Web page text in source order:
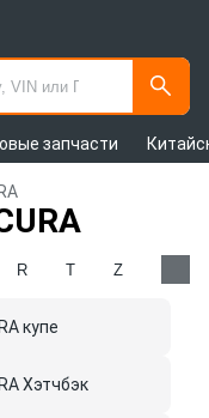
запчасти
R T Z
купе
Хэтчбэк